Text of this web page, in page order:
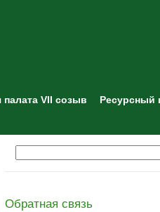
VII созыв
Ресурсный
Обратная связь